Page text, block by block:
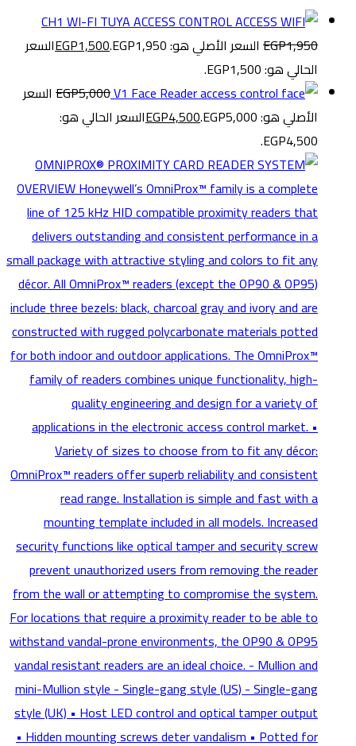
CH1 WI-FI TUYA ACCESS CONTROL
EGP1,950 السعر الأصلي هو: EGP1,950. EGP1,500
السعر
الحالي هو: EGP1,500.
V1 Face Reader
EGP5,000
السعر
الأصلي هو: EGP5,000.
EGP4,500
السعر الحالي هو:
EGP4,500.